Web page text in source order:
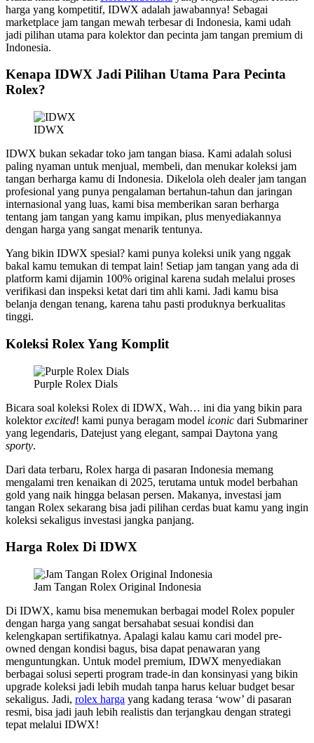
harga yang kompetitif, IDWX adalah jawabannya! Sebagai
marketplace jam tangan mewah terbesar di Indonesia, kami udah
jadi pilihan utama para kolektor dan pecinta jam tangan premium di
Indonesia.​
Kenapa IDWX Jadi Pilihan Utama Para Pecinta
Rolex?
IDWX
IDWX bukan sekadar toko jam tangan biasa. Kami adalah solusi
paling nyaman untuk menjual, membeli, dan menukar koleksi jam
tangan berharga kamu di Indonesia. Dikelola oleh dealer jam tangan
profesional yang punya pengalaman bertahun-tahun dan jaringan
internasional yang luas, kami bisa memberikan saran berharga
tentang jam tangan yang kamu impikan, plus menyediakannya
dengan harga yang sangat menarik tentunya.​
Yang bikin IDWX spesial? kami punya koleksi unik yang nggak
bakal kamu temukan di tempat lain! Setiap jam tangan yang ada di
platform kami dijamin 100% original karena sudah melalui proses
verifikasi dan inspeksi ketat dari tim ahli kami. Jadi kamu bisa
belanja dengan tenang, karena tahu pasti produknya berkualitas
tinggi.​
Koleksi Rolex Yang Komplit
Purple Rolex Dials
Bicara soal koleksi Rolex di IDWX, Wah… ini dia yang bikin para
kolektorexcited! kami punya beragam model iconic dari Submariner
yang legendaris, Datejust yang elegant, sampai Daytona yang
sporty.​
Dari data terbaru, Rolex harga di pasaran Indonesia memang
mengalami tren kenaikan di 2025, terutama untuk model berbahan
gold yang naik hingga belasan persen. Makanya, investasi jam
tangan Rolex sekarang bisa jadi pilihan cerdas buat kamu yang ingin
koleksi sekaligus investasi jangka panjang.​
Harga Rolex Di IDWX
Jam Tangan Rolex Original Indonesia
Di IDWX, kamu bisa menemukan berbagai model Rolex populer
dengan harga yang sangat bersahabat sesuai kondisi dan
kelengkapan sertifikatnya. Apalagi kalau kamu cari model pre-
owned dengan kondisi bagus, bisa dapat penawaran yang
menguntungkan. Untuk model premium, IDWX menyediakan
berbagai solusi seperti program trade-in dan konsinyasi yang bikin
upgrade koleksi jadi lebih mudah tanpa harus keluar budget besar
sekaligus. Jadi, rolex harga yang kadang terasa ‘wow’ di pasaran
resmi, bisa jadi jauh lebih realistis dan terjangkau dengan strategi
tepat melalui IDWX!